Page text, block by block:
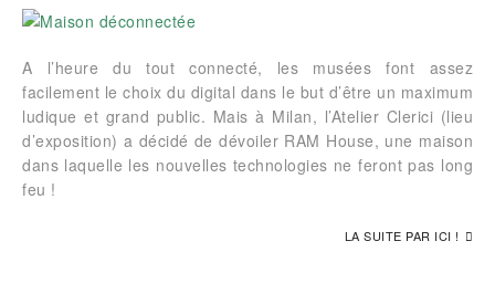
A l’heure du tout connecté, les musées font assez
facilement le choix du digital dans le but d’être un maximum
ludique et grand public. Mais à Milan, l’Atelier Clerici (lieu
d’exposition) a décidé de dévoiler RAM House, une maison
dans laquelle les nouvelles technologies ne feront pas long
feu !
LA SUITE PAR ICI !